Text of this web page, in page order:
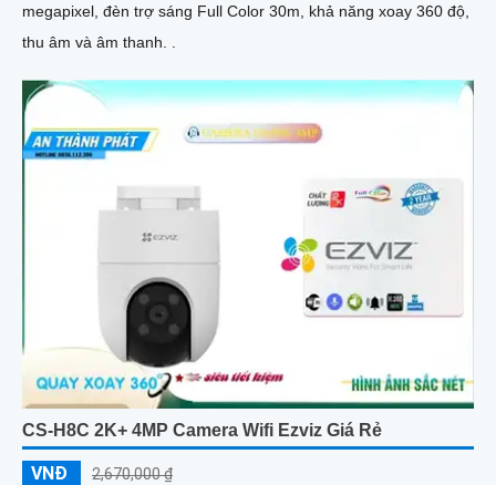
megapixel, đèn trợ sáng Full Color 30m, khả năng xoay 360 độ,
thu âm và âm thanh. .
CS-H8C 2K+ 4MP Camera Wifi Ezviz Giá Rẻ
VNĐ 2,670,000 ₫